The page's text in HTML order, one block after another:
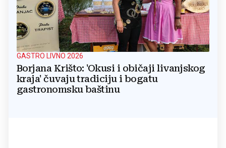
GASTRO LIVNO 2026
Borjana Krišto: 'Okusi i običaji livanjskog
kraja' čuvaju tradiciju i bogatu
gastronomsku baštinu